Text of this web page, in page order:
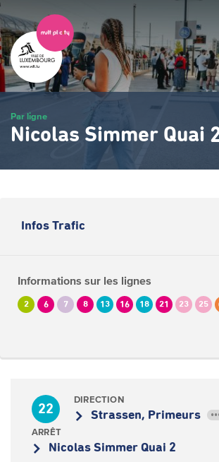
Passer
au
contenu
principal
Par ligne
Nicolas Simmer Quai
Infos Trafic
Informations sur les lignes
2 6 7 8 13 16 18 21 23 25
22
DIRECTION
Strassen, Primeurs
ARRÊT
Nicolas Simmer Quai 2